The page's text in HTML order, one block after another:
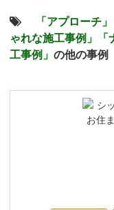
「アプローチ」
ゃれな施工事例」
工事例」 の他の事例